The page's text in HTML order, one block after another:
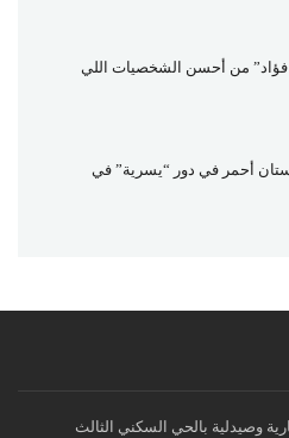
فؤاد” من أحسن الشخصيات اللي
أحمر في دور “يسرية” في
وصيدلية بالحي السكني الثالث